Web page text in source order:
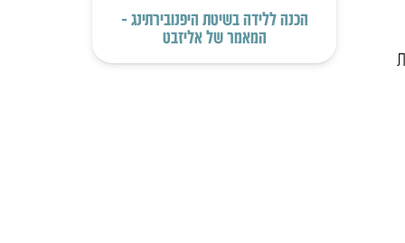
הכנה ללידה בשיטת היפנובירתינג –
המאמר של אליזבט